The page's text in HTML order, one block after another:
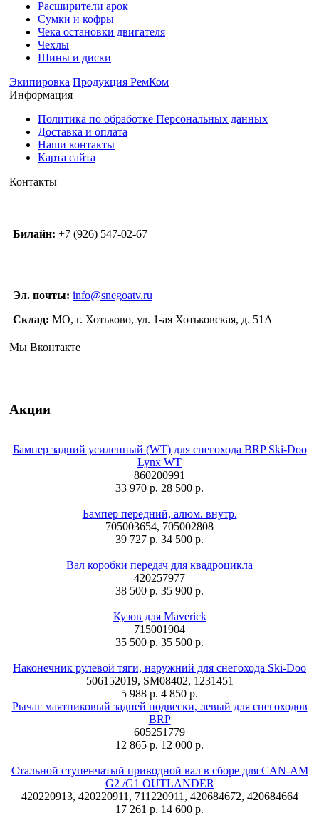
Расширители арок
Сумки и кофры
Чека остановки двигателя
Чехлы
Шины и диски
Экипировка Продукция РемКом
Информация
Политика по обработке Персональных данных
Доставка и оплата
Наши контакты
Карта сайта
Контакты
Билайн: +7 (926) 547-02-67
Эл. почты: info@snegoatv.ru
Склад: МО, г. Хотьково, ул. 1-ая Хотьковская, д. 51А
Мы Вконтакте
Акции
Бампер задний усиленный (WT) для снегохода BRP Ski-Doo
Lynx WT
860200991
33 970 р. 28 500 р.
Бампер передний, алюм. внутр.
705003654, 705002808
39 727 р. 34 500 р.
Вал коробки передач для квадроцикла
420257977
38 500 р. 35 900 р.
Кузов для Maverick
715001904
35 500 р. 35 500 р.
Наконечник рулевой тяги, наружний для снегохода Ski-Doo
506152019, SM08402, 1231451
5 988 р. 4 850 р.
Рычаг маятниковый задней подвески, левый для снегоходов
BRP
605251779
12 865 р. 12 000 р.
Стальной ступенчатый приводной вал в сборе для CAN-AM
G2 /G1 OUTLANDER
420220913, 420220911, 711220911, 420684672, 420684664
17 261 р. 14 600 р.